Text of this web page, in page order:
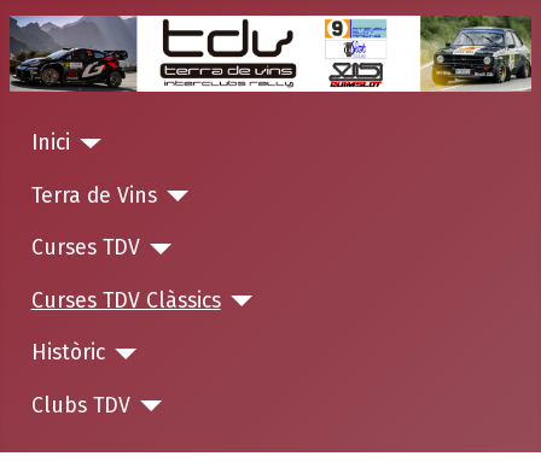
Inici
Terra de Vins
Curses TDV
Curses TDV Clàssics
Històric
Clubs TDV